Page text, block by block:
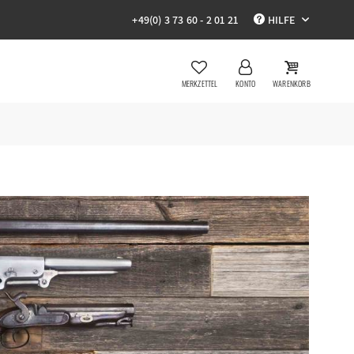
+49(0) 3 73 60 - 2 01 21 HILFE
MERKZETTEL KONTO WARENKORB